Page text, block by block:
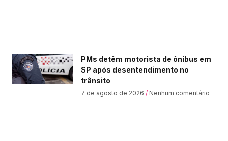
PMs detêm motorista de ônibus em
SP após desentendimento no
trânsito
7 de agosto de 2026 Nenhum comentário